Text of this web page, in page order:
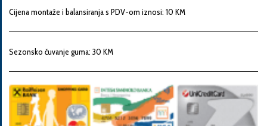
Vaša
poruka
Cijena montaže i balansiranja s PDV-om iznosi: 10 KM
Sezonsko čuvanje guma: 30 KM